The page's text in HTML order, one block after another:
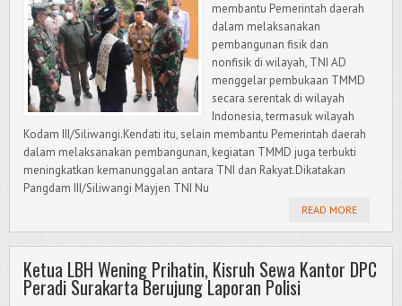
membantu Pemerintah daerah
dalam melaksanakan
pembangunan fisik dan
nonfisik di wilayah, TNI AD
menggelar pembukaan TMMD
secara serentak di wilayah
Indonesia, termasuk wilayah
Kodam III/Siliwangi.Kendati itu, selain membantu Pemerintah daerah
dalam melaksanakan pembangunan, kegiatan TMMD juga terbukti
meningkatkan kemanunggalan antara TNI dan Rakyat.Dikatakan
Pangdam III/Siliwangi Mayjen TNI Nu
READ MORE
Ketua LBH Wening Prihatin, Kisruh Sewa Kantor DPC
Peradi Surakarta Berujung Laporan Polisi